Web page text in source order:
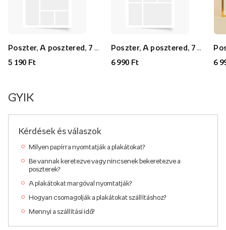
5 190 Ft
6 990 Ft
6
GYIK
Kérdések és válaszok
Milyen papírra nyomtatják a plakátokat?
Be vannak keretezve vagy nincsenek bekeretezve a
poszterek?
A plakátokat margóval nyomtatják?
Hogyan csomagolják a plakátokat szállításhoz?
Mennyi a szállítási idő?